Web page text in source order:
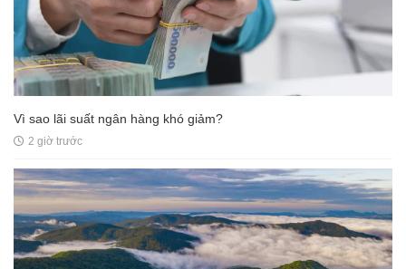
Vì sao lãi suất ngân hàng khó giảm?
2 giờ trước